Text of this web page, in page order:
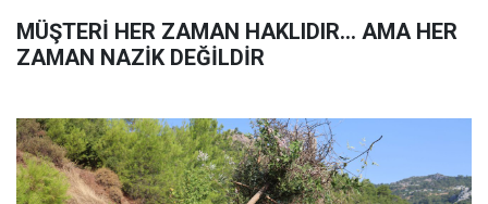
MÜŞTERİ HER ZAMAN HAKLIDIR… AMA HER
ZAMAN NAZİK DEĞİLDİR